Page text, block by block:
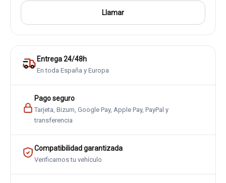
Llamar
Entrega 24/48h
En toda España y Europa
Pago seguro
Tarjeta, Bizum, Google Pay, Apple Pay, PayPal y
transferencia
Compatibilidad garantizada
Verificamos tu vehículo